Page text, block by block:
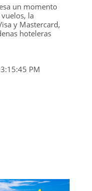
un momento
la
y Mastercard,
hoteleras
PM